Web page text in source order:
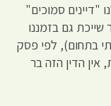
"דיינים סמוכים"
שייכת גם בזמננו
בתחום), לפי פסק
אין הדין הזה בר